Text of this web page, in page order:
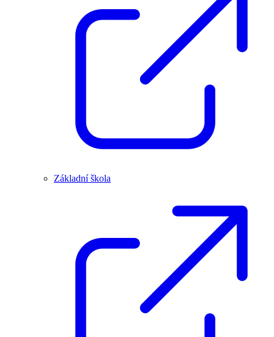
Základní škola